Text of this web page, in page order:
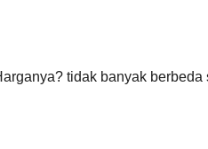
tidak banyak